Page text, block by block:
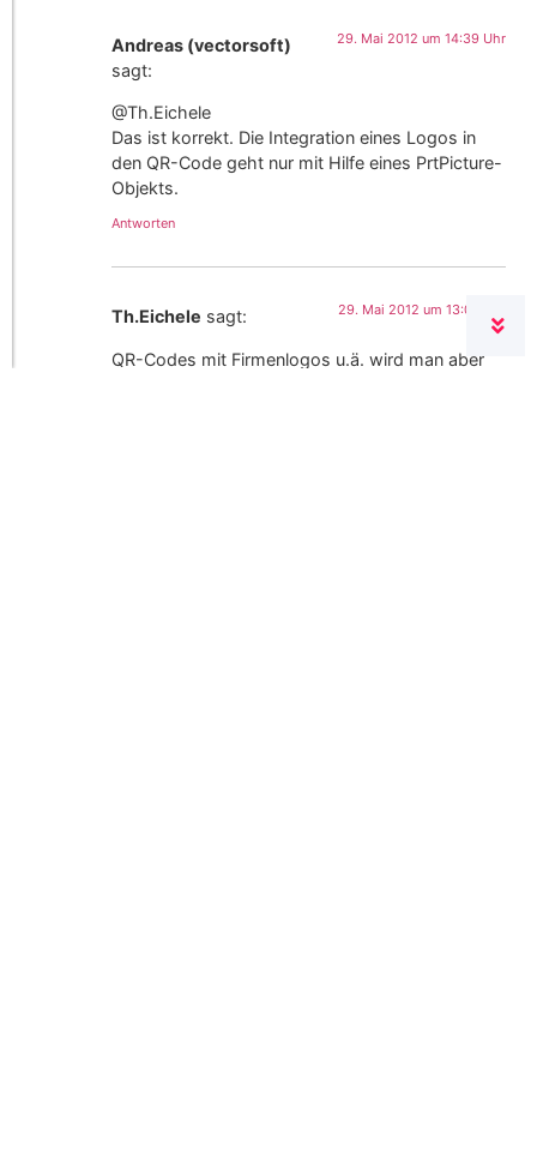
Andreas (vectorsoft)
sagt:
29. Mai 2012 um 14:39 Uhr
@Th.Eichele
Das ist korrekt. Die Integration eines Logos in
den QR-Code geht nur mit Hilfe eines PrtPicture-
Objekts.
Antworten
Th.Eichele sagt: 29. Mai 2012 um 13:07 Uhr
QR-Codes mit Firmenlogos u.ä. wird man aber